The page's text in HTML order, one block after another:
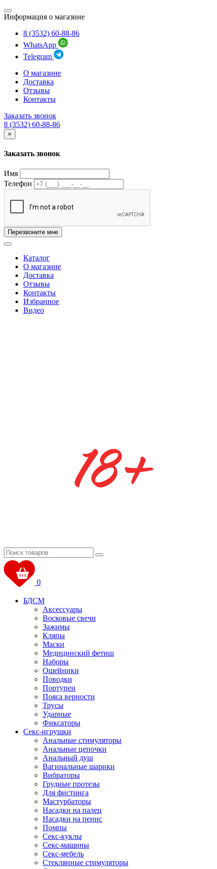
Информация о магазине
8 (3532) 60-88-86
WhatsApp
Telegram
О магазине
Доставка
Отзывы
Контакты
Заказать звонок
8 (3532) 60-88-86
×
Заказать звонок
Имя
Телефон
Перезвоните мне
Каталог
О магазине
Доставка
Отзывы
Контакты
Избранное
Видео
0
БДСМ
Аксессуары
Восковые свечи
Зажимы
Кляпы
Маски
Медицинский фетиш
Наборы
Ошейники
Поводки
Портупеи
Пояса верности
Трусы
Ударные
Фиксаторы
Секс-игрушки
Анальные стимуляторы
Анальные цепочки
Анальный душ
Вагинальные шарики
Вибраторы
Грудные протезы
Для фистинга
Мастурбаторы
Насадки на палец
Насадки на пенис
Помпы
Секс-куклы
Секс-машины
Секс-мебель
Стеклянные стимуляторы